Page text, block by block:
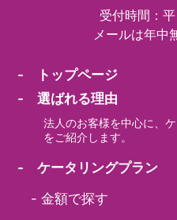
受付時間：
メールは年中
- トップページ
- 選ばれる理由
法人のお客様を中心に、
をご紹介します。
- ケータリングプラン
-金額で探す